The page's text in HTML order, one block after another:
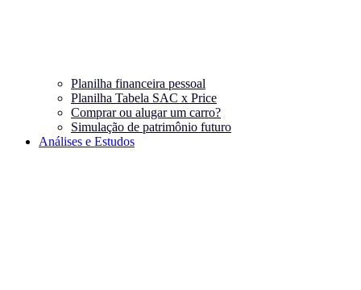
Planilha financeira pessoal
Planilha Tabela SAC x Price
Comprar ou alugar um carro?
Simulação de patrimônio futuro
Análises e Estudos